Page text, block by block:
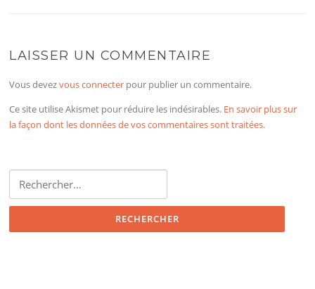
LAISSER UN COMMENTAIRE
Vous devezvous connecter pour publier un commentaire.
Ce site utilise Akismet pour réduire les indésirables. En savoir plus sur
la façon dont les données de vos commentaires sont traitées.